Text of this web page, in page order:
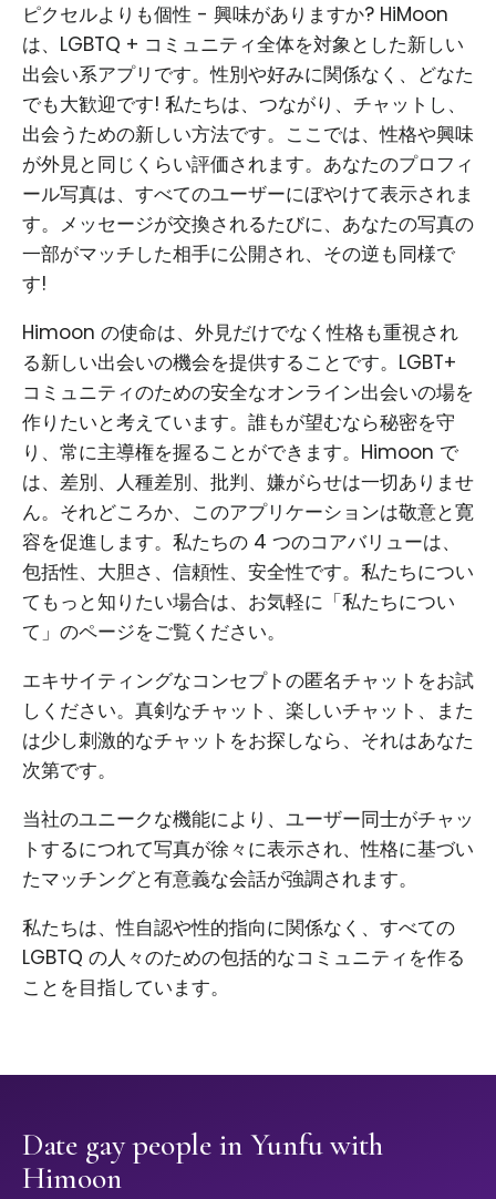
ピクセルよりも個性 - 興味がありますか? HiMoon
は、LGBTQ + コミュニティ全体を対象とした新しい
出会い系アプリです。性別や好みに関係なく、どなた
でも大歓迎です! 私たちは、つながり、チャットし、
出会うための新しい方法です。ここでは、性格や興味
が外見と同じくらい評価されます。あなたのプロフィ
ール写真は、すべてのユーザーにぼやけて表示されま
す。メッセージが交換されるたびに、あなたの写真の
一部がマッチした相手に公開され、その逆も同様で
す!
Himoon の使命は、外見だけでなく性格も重視され
る新しい出会いの機会を提供することです。LGBT+
コミュニティのための安全なオンライン出会いの場を
作りたいと考えています。誰もが望むなら秘密を守
り、常に主導権を握ることができます。Himoon で
は、差別、人種差別、批判、嫌がらせは一切ありませ
ん。それどころか、このアプリケーションは敬意と寛
容を促進します。私たちの 4 つのコアバリューは、
包括性、大胆さ、信頼性、安全性です。私たちについ
てもっと知りたい場合は、お気軽に「私たちについ
て」のページをご覧ください。
エキサイティングなコンセプトの匿名チャットをお試
しください。真剣なチャット、楽しいチャット、また
は少し刺激的なチャットをお探しなら、それはあなた
次第です。
当社のユニークな機能により、ユーザー同士がチャッ
トするにつれて写真が徐々に表示され、性格に基づい
たマッチングと有意義な会話が強調されます。
私たちは、性自認や性的指向に関係なく、すべての
LGBTQ の人々のための包括的なコミュニティを作る
ことを目指しています。
Date gay people in Yunfu with
Himoon